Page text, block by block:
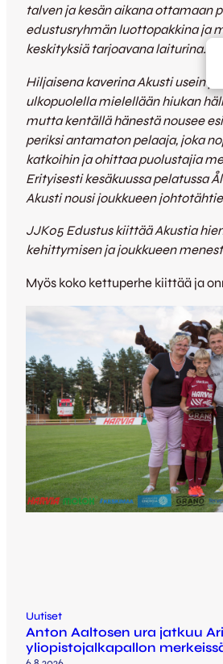
talven ja kesän aikana ottamaan
edustusryhmän luottopakkina ja
keskityksiä tarjoavana laiturina.
Hiljaisena kaverina Akusti usein
ulkopuolella mielellään hiukan
mutta kentällä hänestä nousee
periksi antamaton pelaaja, joka
katkoihin ja ohittaa puolustajia
Erityisesti kesäkuussa pelatussa
Akusti nousi joukkueen
JJK05 Edustus kiittää Akustia
kehittymisen ja joukkueen
Myös koko kettuperhe kiittää ja
Uutiset
Anton Aaltosen ura jatkuu
yliopistojalkapallon